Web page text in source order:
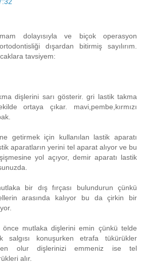
dolayısıyla ve biçok operasyon
dışardan bitirmiş sayılırım.
tavsiyem:
dişlerini sarı gösterir. gri lastik takma
ortaya çıkar. mavi,pembe,kırmızı
getirmek için kullanılan lastik aparatı
aparatların yerini tel aparat alıyor ve bu
yol açıyor, demir aparatı lastik
bir dış fırçası bulundurun çünkü
arasında kalıyor bu da çirkin bir
mutlaka dişlerini emin çünkü telde
salgısı konuşurken etrafa tükürükler
olur dişlerinizi emmeniz ise tel
alır.